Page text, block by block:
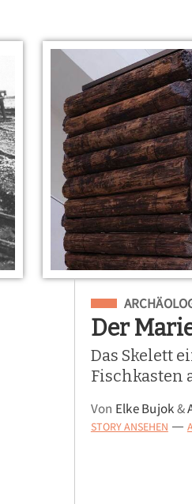
Eingeordnet
Der
Das Skelett
Fischkasten
Von Elke Bujok&
STORY ANSEHEN —